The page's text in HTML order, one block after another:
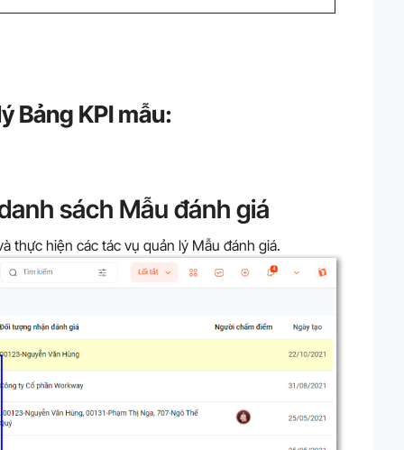
Bảng KPI mẫu:
sách Mẫu đánh giá
thực hiện các tác vụ quản lý Mẫu đánh giá.